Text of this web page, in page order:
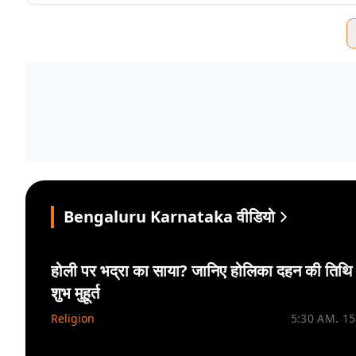
Bengaluru Karnataka वीडियो
होली पर भद्रा का साया? जानिए होलिका दहन की
शुभ मुहूर्त
Religion 5:30 AM.